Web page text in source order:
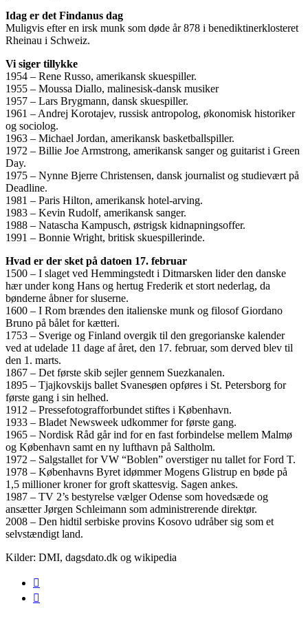
Idag er det Findanus dag
Muligvis efter en irsk munk som døde år 878 i benediktinerklosteret
Rheinau i Schweiz.
Vi siger tillykke
1954 – Rene Russo, amerikansk skuespiller.
1955 – Moussa Diallo, malinesisk-dansk musiker
1957 – Lars Brygmann, dansk skuespiller.
1961 – Andrej Korotajev, russisk antropolog, økonomisk historiker
og sociolog.
1963 – Michael Jordan, amerikansk basketballspiller.
1972 – Billie Joe Armstrong, amerikansk sanger og guitarist i Green
Day.
1975 – Nynne Bjerre Christensen, dansk journalist og studievært på
Deadline.
1981 – Paris Hilton, amerikansk hotel-arving.
1983 – Kevin Rudolf, amerikansk sanger.
1988 – Natascha Kampusch, østrigsk kidnapningsoffer.
1991 – Bonnie Wright, britisk skuespillerinde.
Hvad er der sket på datoen 17. februar
1500 – I slaget ved Hemmingstedt i Ditmarsken lider den danske
hær under kong Hans og hertug Frederik et stort nederlag, da
bønderne åbner for sluserne.
1600 – I Rom brændes den italienske munk og filosof Giordano
Bruno på bålet for kætteri.
1753 – Sverige og Finland overgik til den gregorianske kalender
ved at udelade 11 dage af året, den 17. februar, som derved blev til
den 1. marts.
1867 – Det første skib sejler gennem Suezkanalen.
1895 – Tjajkovskijs ballet Svanesøen opføres i St. Petersborg for
første gang i sin helhed.
1912 – Pressefotografforbundet stiftes i København.
1933 – Bladet Newsweek udkommer for første gang.
1965 – Nordisk Råd går ind for en fast forbindelse mellem Malmø
og København samt en ny lufthavn på Saltholm.
1972 – Salgstallet for VW “Boblen” overstiger nu tallet for Ford T.
1978 – Københavns Byret idømmer Mogens Glistrup en bøde på
1,5 millioner kroner for groft skattesvig. Sagen ankes.
1987 – TV 2’s bestyrelse vælger Odense som hovedsæde og
ansætter Jørgen Schleimann som administrerende direktør.
2008 – Den hidtil serbiske provins Kosovo udråber sig som et
selvstændigt land.
Kilder: DMI, dagsdato.dk og wikipedia